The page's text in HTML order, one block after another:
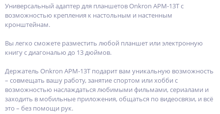
Универсальный адаптер для планшетов Onkron APM-13T с
возможностью крепления к настольным и настенным
кронштейнам.
Вы легко сможете разместить любой планшет или электронную
книгу с диагональю до 13 дюймов.
Держатель Onkron APM-13T подарит вам уникальную возможность
– совмещать вашу работу, занятие спортом или хобби с
возможностью наслаждаться любимыми фильмами, сериалами и
заходить в мобильные приложения, общаться по видеосвязи, и всё
это – без помощи рук.